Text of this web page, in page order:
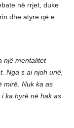
në rrjet, duke
dhe atyre që e
një mentalitet
Nga s ai njoh unë,
mirë. Nuk ka as
ka hyrë në hak as